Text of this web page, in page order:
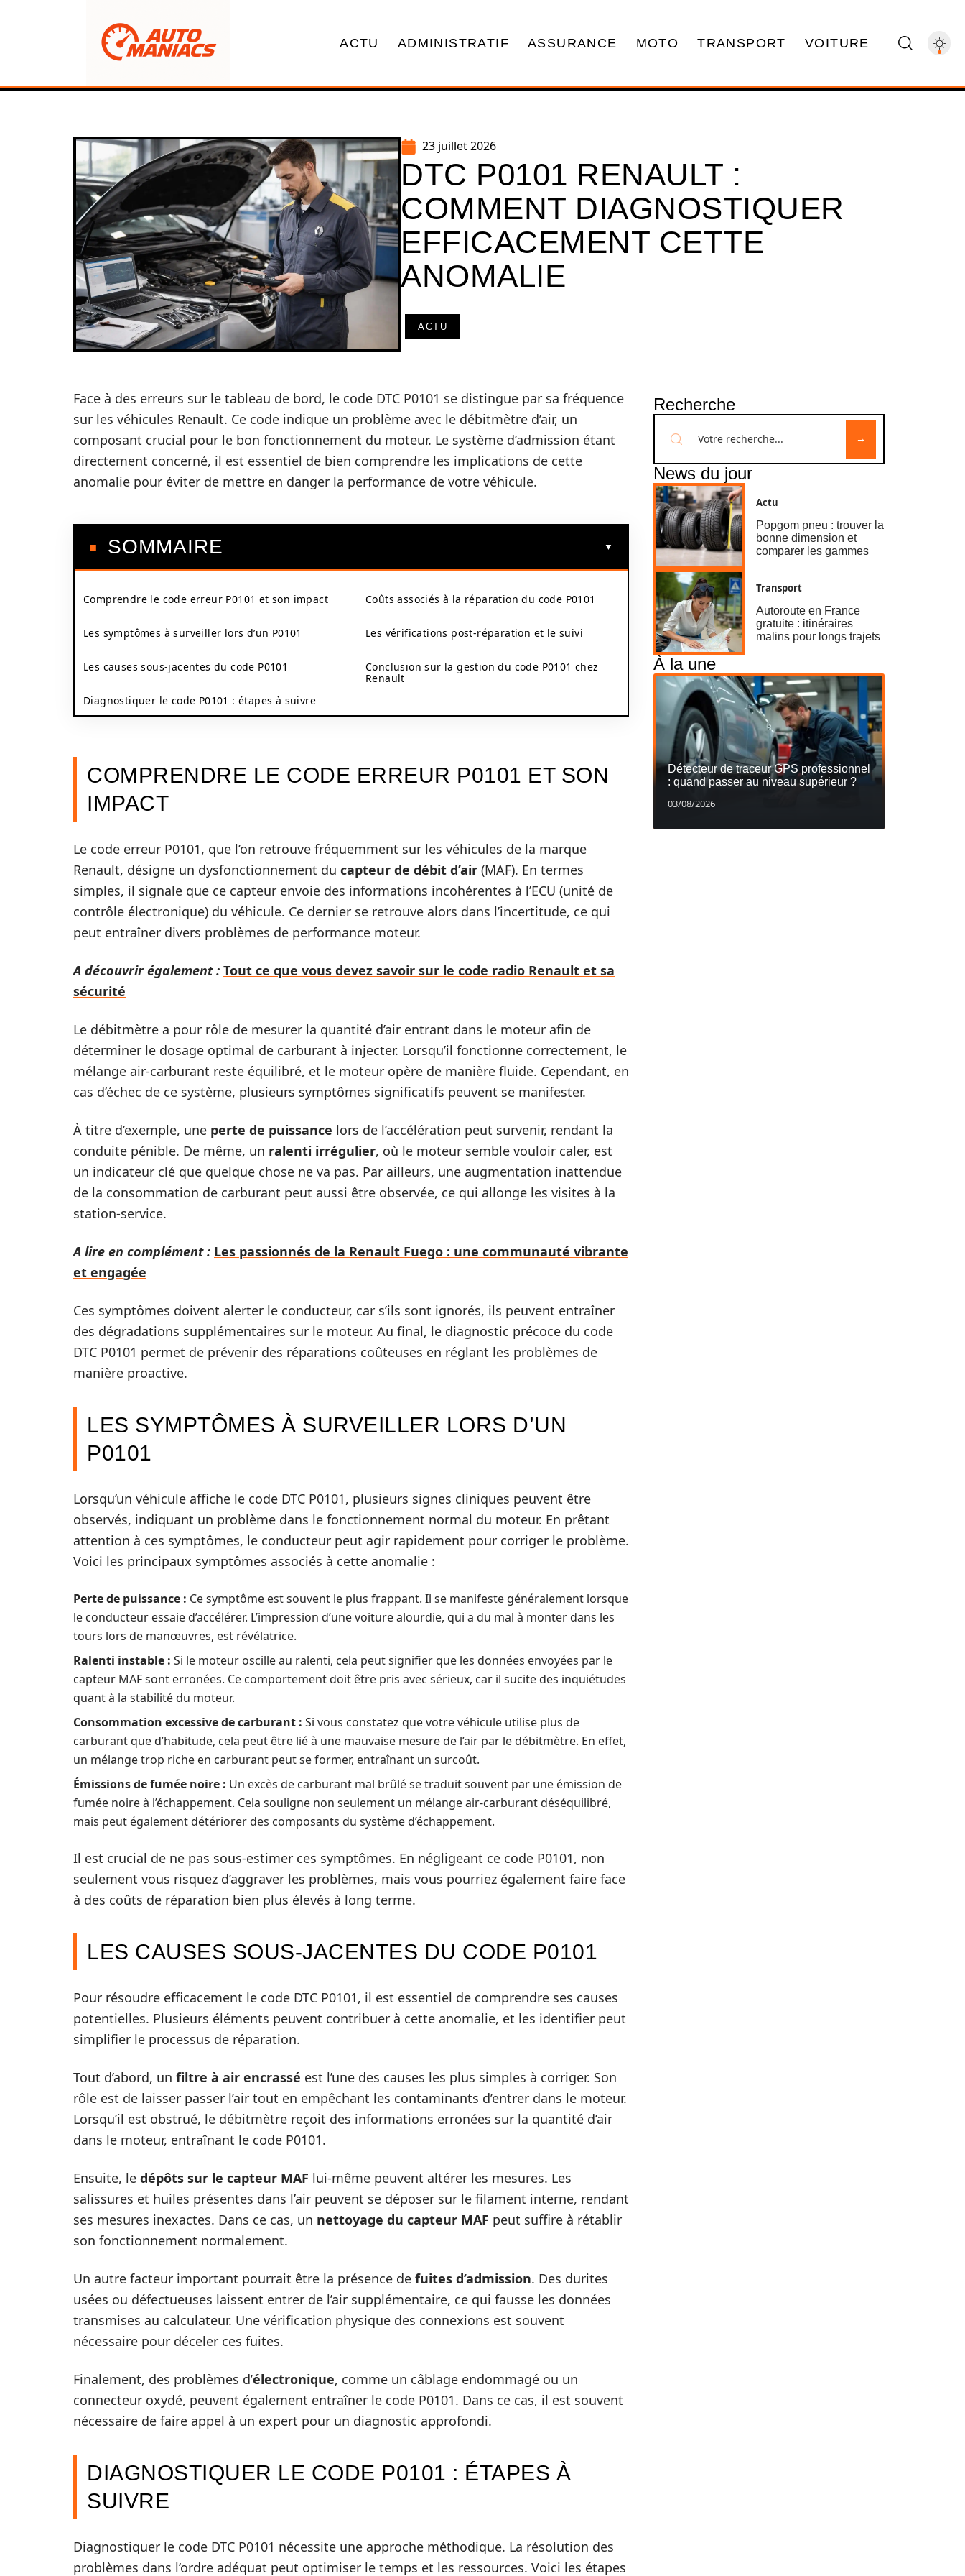
ACTU ADMINISTRATIF ASSURANCE MOTO TRANSPORT VOITURE
23 juillet 2026
DTC P0101 RENAULT :
COMMENT DIAGNOSTIQUER
EFFICACEMENT CETTE
ANOMALIE
ACTU
Face à des erreurs sur le tableau de bord, le code DTC P0101 se distingue par sa fréquence
sur les véhicules Renault. Ce code indique un problème avec le débitmètre d’air, un
composant crucial pour le bon fonctionnement du moteur. Le système d’admission étant
directement concerné, il est essentiel de bien comprendre les implications de cette
anomalie pour éviter de mettre en danger la performance de votre véhicule.
SOMMAIRE
Comprendre le code erreur P0101 et son impact
Les symptômes à surveiller lors d’un P0101
Les causes sous-jacentes du code P0101
Diagnostiquer le code P0101 : étapes à suivre
Coûts associés à la réparation du code P0101
Les vérifications post-réparation et le suivi
Conclusion sur la gestion du code P0101 chez
Renault
COMPRENDRE LE CODE ERREUR P0101 ET SON
IMPACT
Le code erreur P0101, que l’on retrouve fréquemment sur les véhicules de la marque
Renault, désigne un dysfonctionnement du capteur de débit d’air (MAF). En termes
simples, il signale que ce capteur envoie des informations incohérentes à l’ECU (unité de
contrôle électronique) du véhicule. Ce dernier se retrouve alors dans l’incertitude, ce qui
peut entraîner divers problèmes de performance moteur.
A découvrir également : Tout ce que vous devez savoir sur le code radio Renault et sa
sécurité
Le débitmètre a pour rôle de mesurer la quantité d’air entrant dans le moteur afin de
déterminer le dosage optimal de carburant à injecter. Lorsqu’il fonctionne correctement, le
mélange air-carburant reste équilibré, et le moteur opère de manière fluide. Cependant, en
cas d’échec de ce système, plusieurs symptômes significatifs peuvent se manifester.
À titre d’exemple, une perte de puissance lors de l’accélération peut survenir, rendant la
conduite pénible. De même, un ralenti irrégulier, où le moteur semble vouloir caler, est
un indicateur clé que quelque chose ne va pas. Par ailleurs, une augmentation inattendue
de la consommation de carburant peut aussi être observée, ce qui allonge les visites à la
station-service.
A lire en complément : Les passionnés de la Renault Fuego : une communauté vibrante
et engagée
Ces symptômes doivent alerter le conducteur, car s’ils sont ignorés, ils peuvent entraîner
des dégradations supplémentaires sur le moteur. Au final, le diagnostic précoce du code
DTC P0101 permet de prévenir des réparations coûteuses en réglant les problèmes de
manière proactive.
LES SYMPTÔMES À SURVEILLER LORS D’UN
P0101
Lorsqu’un véhicule affiche le code DTC P0101, plusieurs signes cliniques peuvent être
observés, indiquant un problème dans le fonctionnement normal du moteur. En prêtant
attention à ces symptômes, le conducteur peut agir rapidement pour corriger le problème.
Voici les principaux symptômes associés à cette anomalie :
Perte de puissance : Ce symptôme est souvent le plus frappant. Il se manifeste généralement lorsque
le conducteur essaie d’accélérer. L’impression d’une voiture alourdie, qui a du mal à monter dans les
tours lors de manœuvres, est révélatrice.
Ralenti instable : Si le moteur oscille au ralenti, cela peut signifier que les données envoyées par le
capteur MAF sont erronées. Ce comportement doit être pris avec sérieux, car il sucite des inquiétudes
quant à la stabilité du moteur.
Consommation excessive de carburant : Si vous constatez que votre véhicule utilise plus de
carburant que d’habitude, cela peut être lié à une mauvaise mesure de l’air par le débitmètre. En effet,
un mélange trop riche en carburant peut se former, entraînant un surcoût.
Émissions de fumée noire : Un excès de carburant mal brûlé se traduit souvent par une émission de
fumée noire à l’échappement. Cela souligne non seulement un mélange air-carburant déséquilibré,
mais peut également détériorer des composants du système d’échappement.
Il est crucial de ne pas sous-estimer ces symptômes. En négligeant ce code P0101, non
seulement vous risquez d’aggraver les problèmes, mais vous pourriez également faire face
à des coûts de réparation bien plus élevés à long terme.
LES CAUSES SOUS-JACENTES DU CODE P0101
Pour résoudre efficacement le code DTC P0101, il est essentiel de comprendre ses causes
potentielles. Plusieurs éléments peuvent contribuer à cette anomalie, et les identifier peut
simplifier le processus de réparation.
Tout d’abord, un filtre à air encrassé est l’une des causes les plus simples à corriger. Son
rôle est de laisser passer l’air tout en empêchant les contaminants d’entrer dans le moteur.
Lorsqu’il est obstrué, le débitmètre reçoit des informations erronées sur la quantité d’air
dans le moteur, entraînant le code P0101.
Ensuite, le dépôts sur le capteur MAF lui-même peuvent altérer les mesures. Les
salissures et huiles présentes dans l’air peuvent se déposer sur le filament interne, rendant
ses mesures inexactes. Dans ce cas, un nettoyage du capteur MAF peut suffire à rétablir
son fonctionnement normalement.
Un autre facteur important pourrait être la présence de fuites d’admission. Des durites
usées ou défectueuses laissent entrer de l’air supplémentaire, ce qui fausse les données
transmises au calculateur. Une vérification physique des connexions est souvent
nécessaire pour déceler ces fuites.
Finalement, des problèmes d’électronique, comme un câblage endommagé ou un
connecteur oxydé, peuvent également entraîner le code P0101. Dans ce cas, il est souvent
nécessaire de faire appel à un expert pour un diagnostic approfondi.
DIAGNOSTIQUER LE CODE P0101 : ÉTAPES À
SUIVRE
Diagnostiquer le code DTC P0101 nécessite une approche méthodique. La résolution des
problèmes dans l’ordre adéquat peut optimiser le temps et les ressources. Voici les étapes
Recherche
News du jour
Actu
Popgom pneu : trouver la
bonne dimension et
comparer les gammes
Transport
Autoroute en France
gratuite : itinéraires
malins pour longs trajets
À la une
Détecteur de traceur GPS professionnel
: quand passer au niveau supérieur ?
03/08/2026